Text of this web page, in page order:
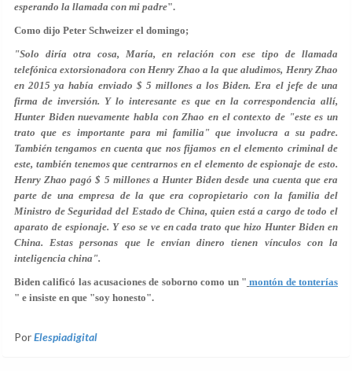
esperando la llamada con mi padre".
Como dijo Peter Schweizer el domingo;
"Solo diría otra cosa, María, en relación con ese tipo de llamada
telefónica extorsionadora con Henry Zhao a la que aludimos, Henry Zhao
en 2015 ya había enviado $ 5 millones a los Biden. Era el jefe de una
firma de inversión. Y lo interesante es que en la correspondencia allí,
Hunter Biden nuevamente habla con Zhao en el contexto de "este es un
trato que es importante para mi familia" que involucra a su padre.
También tengamos en cuenta que nos fijamos en el elemento criminal de
este, también tenemos que centrarnos en el elemento de espionaje de esto.
Henry Zhao pagó $ 5 millones a Hunter Biden desde una cuenta que era
parte de una empresa de la que era copropietario con la familia del
Ministro de Seguridad del Estado de China, quien está a cargo de todo el
aparato de espionaje. Y eso se ve en cada trato que hizo Hunter Biden en
China. Estas personas que le envían dinero tienen vínculos con la
inteligencia china".
Biden calificó las acusaciones de soborno como un " montón de tonterías
" e insiste en que "soy honesto".
PorElespiadigital